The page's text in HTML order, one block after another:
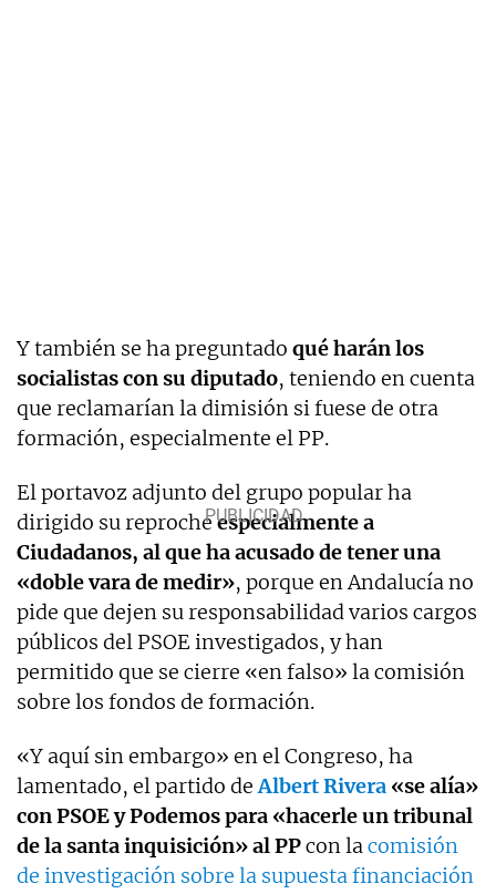
Y también se ha preguntado qué harán los
socialistas con su diputado, teniendo en cuenta
que reclamarían la dimisión si fuese de otra
formación, especialmente el PP.
El portavoz adjunto del grupo popular ha
dirigido su reprocheespecialmente a
Ciudadanos, al que ha acusado de tener una
«doble vara de medir», porque en Andalucía no
pide que dejen su responsabilidad varios cargos
públicos del PSOE investigados, y han
permitido que se cierre «en falso» la comisión
sobre los fondos de formación.
«Y aquí sin embargo» en el Congreso, ha
lamentado, el partido de Albert Rivera «se alía»
con PSOE y Podemos para «hacerle un tribunal
de la santa inquisición» al PPcon la comisión
de investigación sobre la supuesta financiación